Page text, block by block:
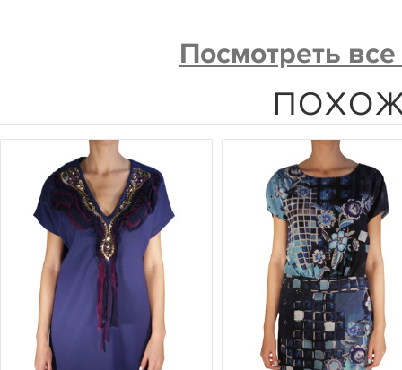
Посмотреть